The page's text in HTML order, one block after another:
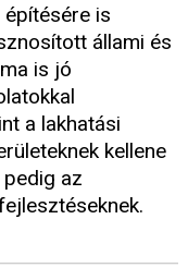
is
állami és
is jó
a lakhatási
kellene
az